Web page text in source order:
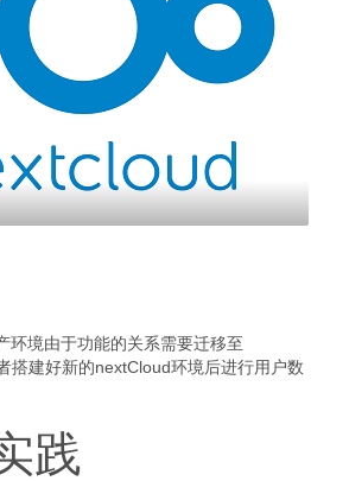
环境由于功能的关系需要迁移至
搭建好新的nextCloud环境后进行用户数
践